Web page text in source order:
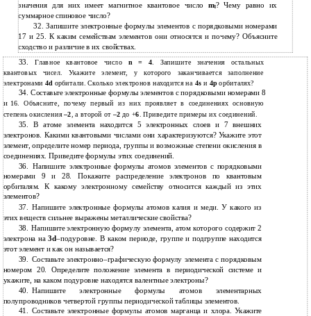
значения для них имеет магнитное квантовое число ml? Чему равно их
суммарное спиновое число?
32. Запишите электронные формулы элементов с порядковыми номерами
17 и 25. К каким семействам элементов они относятся и почему? Объясните
сходство и различие в их свойствах.
33.
Главное квантовое число n = 4. Запишите значения остальных
квантовых чисел. Укажите элемент, у которого заканчивается заполнение
электронами 4d орбитали. Сколько электронов находится на 4s и 4pорбиталях?
34. Составьте электронные формулы элементов с порядковыми номерами 8
и 16. Объясните, почему первый из них проявляет в соединениях основную
степень окисления–2 , а второй от –2 до +6 . Приведите примеры их соединений.
35. В атоме элемента находится 5 электронных слоев и 7 внешних
электронов. Какими квантовыми числами они характеризуются? Укажите этот
элемент, определите номер периода, группы и возможные степени окисления в
соединениях. Приведите формулы этих соединений.
36. Напишите электронные формулы атомов элементов с порядковыми
номерами 9 и 28. Покажите распределение электронов по квантовым
орбиталям. К какому электронному семейству относится каждый из этих
элементов?
37.
Напишите электронные формулы атомов калия и меди. У какого из
этих веществ сильнее выражены металлические свойства?
38.
Напишите электронную формулу элемента, атом которого содержит 2
электрона на3d–подуровне. В каком периоде, группе и подгруппе находится
этот элемент и как он называется?
39. Составьте электронно–графическую формулу элемента с порядковым
номером 20. Определите положение элемента в периодической системе и
укажите, на каком подуровне находятся валентные электроны?
40. Напишите электронные формулы атомов элементарных
полупроводников четвертой группы периодической таблицы элементов.
41. Составьте электронные формулы атомов марганца и хлора. Укажите